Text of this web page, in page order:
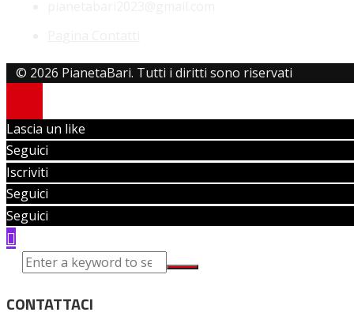
© 2026 PianetaBari. Tutti i diritti sono riservati
Lascia un like
Seguici
Iscriviti
Seguici
Seguici
CONTATTACI